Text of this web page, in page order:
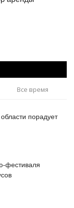
Все время
порадует
фестиваля